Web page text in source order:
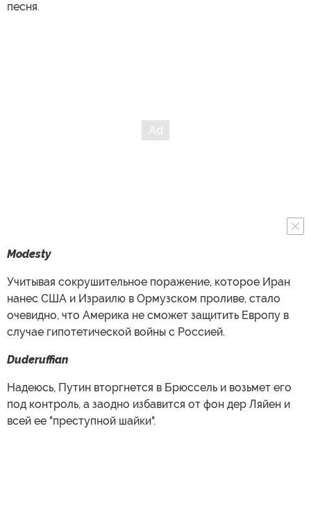
песня.
Modesty
Учитывая сокрушительное поражение, которое Иран
нанес США и Израилю в Ормузском проливе, стало
очевидно, что Америка не сможет защитить Европу в
случае гипотетической войны с Россией.
Duderuffian
Надеюсь, Путин вторгнется в Брюссель и возьмет его
под контроль, а заодно избавится от фон дер Ляйен и
всей ее "преступной шайки".